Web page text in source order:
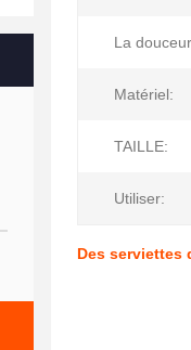
La
Matériel:
TAILLE:
Utiliser:
Des serviettes